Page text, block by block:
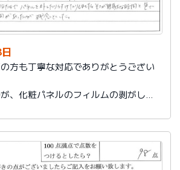
方も丁寧な対応でありがとうござい
、化粧パネルのフィルムの剥がし忘
したり付けたりしました。そこが無
でしまった時間があったのが残念で